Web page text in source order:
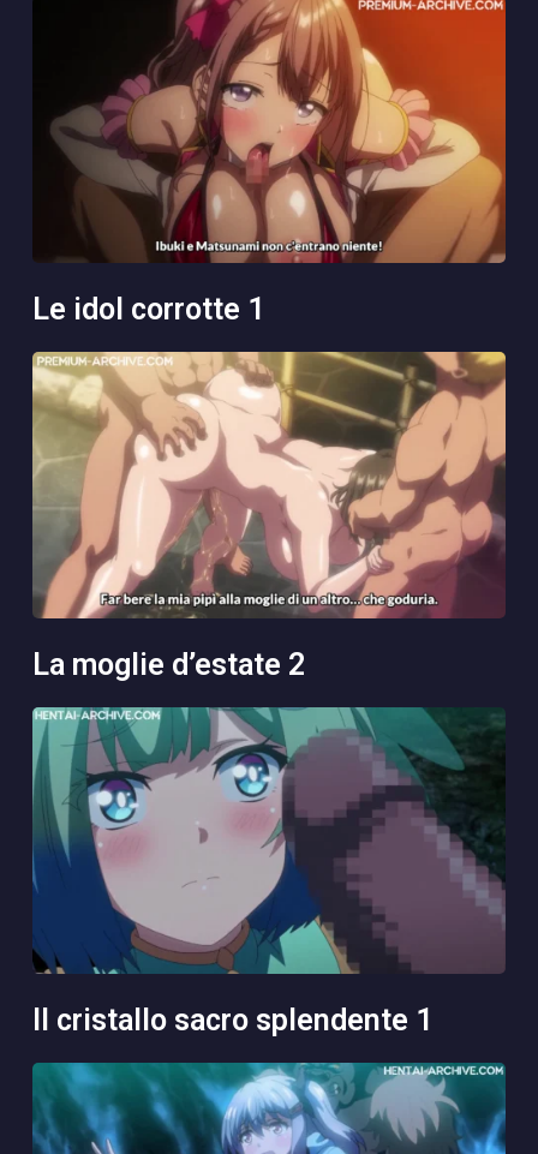
le idol corrotte 1
la moglie d’estate 2
il cristallo sacro splendente 1